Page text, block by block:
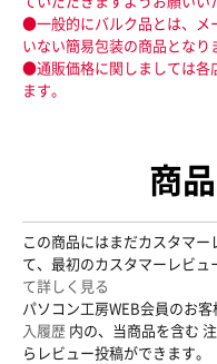
●一般的にバルク品とは、メ
いない簡易包装の商品となり
●通販価格に関しましては各
ます。
商
この商品にはまだカスタマ
て、最初のカスタマーレビュ
て詳しく見る
パソコン工房WEB会員のお
入履歴 内の、当商品を含む
らレビュー投稿ができます。